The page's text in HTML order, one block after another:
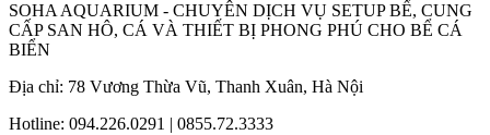
SOHA AQUARIUM - CHUYÊN DỊCH VỤ SETUP BỂ, CUNG
CẤP SAN HÔ, CÁ VÀ THIẾT BỊ PHONG PHÚ CHO BỂ CÁ
BIỂN
Địa chỉ: 78 Vương Thừa Vũ, Thanh Xuân, Hà Nội
Hotline: 094.226.0291 | 0855.72.3333